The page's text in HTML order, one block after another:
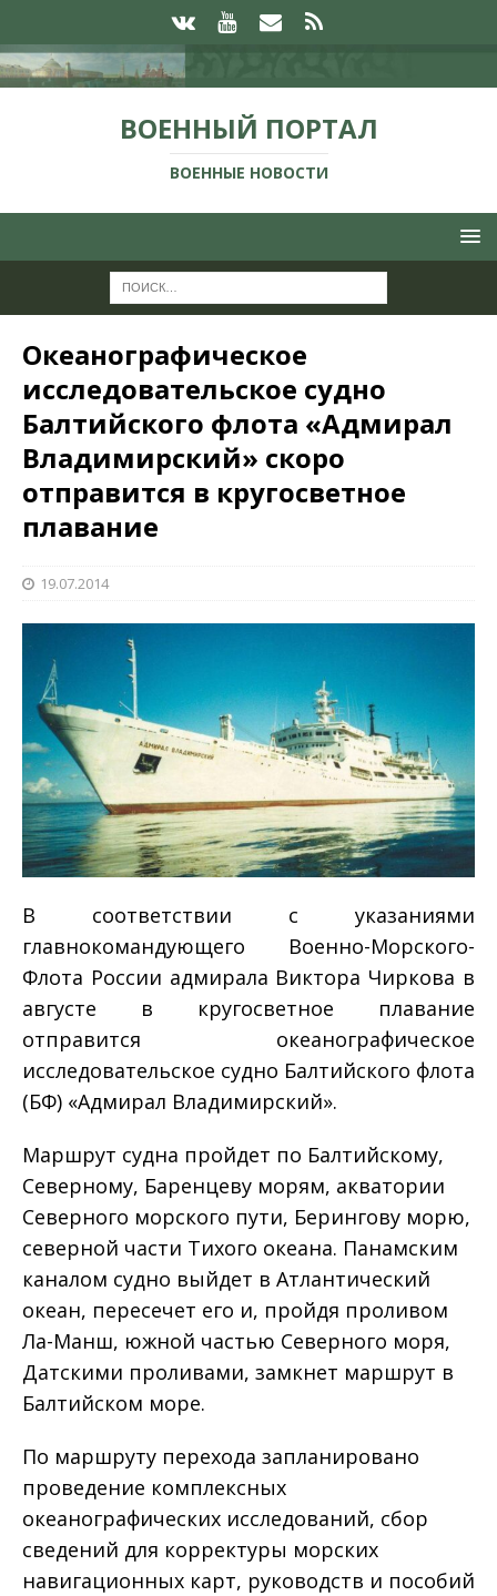
ВОЕННЫЙ ПОРТАЛ
ВОЕННЫЕ НОВОСТИ
Океанографическое
исследовательское судно
Балтийского флота «Адмирал
Владимирский» скоро
отправится в кругосветное
плавание
19.07.2014
В соответствии с указаниями
главнокомандующего Военно-Морского-
Флота России адмирала Виктора Чиркова в
августе в кругосветное плавание
отправится океанографическое
исследовательское судно Балтийского флота
(БФ) «Адмирал Владимирский».
Маршрут судна пройдет по Балтийскому,
Северному, Баренцеву морям, акватории
Северного морского пути, Берингову морю,
северной части Тихого океана. Панамским
каналом судно выйдет в Атлантический
океан, пересечет его и, пройдя проливом
Ла-Манш, южной частью Северного моря,
Датскими проливами, замкнет маршрут в
Балтийском море.
По маршруту перехода запланировано
проведение комплексных
океанографических исследований, сбор
сведений для корректуры морских
навигационных карт, руководств и пособий